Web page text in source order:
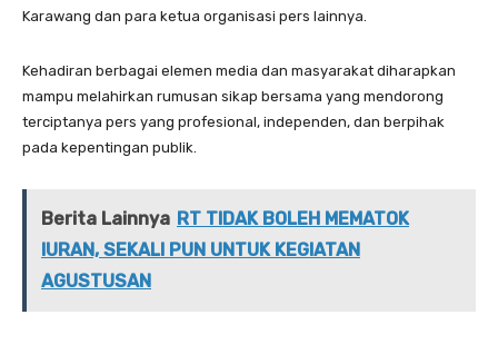
Karawang dan para ketua organisasi pers lainnya.
Kehadiran berbagai elemen media dan masyarakat diharapkan
mampu melahirkan rumusan sikap bersama yang mendorong
terciptanya pers yang profesional, independen, dan berpihak
pada kepentingan publik.
Berita Lainnya RT TIDAK BOLEH MEMATOK
IURAN, SEKALI PUN UNTUK KEGIATAN
AGUSTUSAN